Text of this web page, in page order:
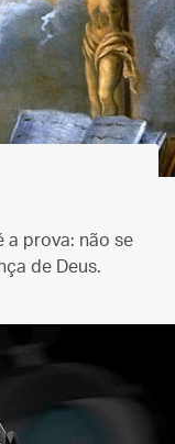
a prova: não se
de Deus.